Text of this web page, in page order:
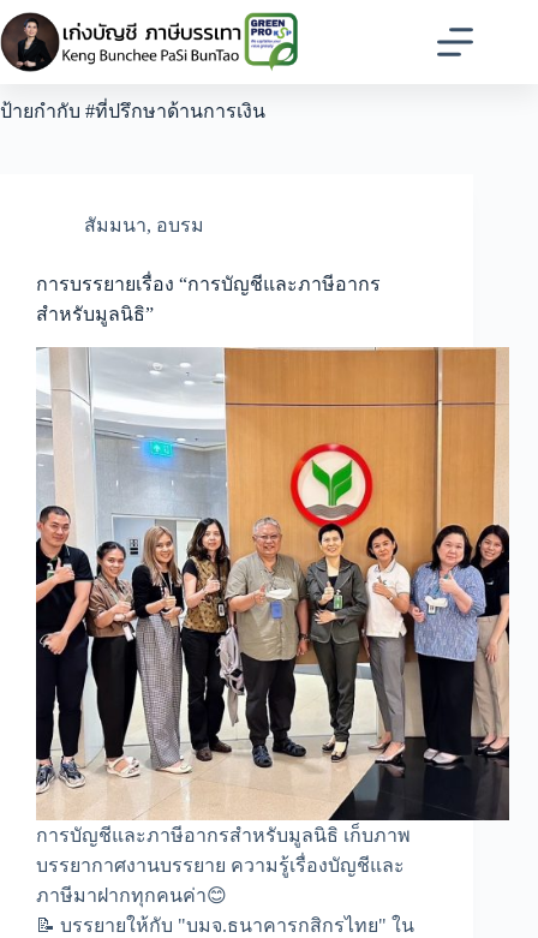
Skip
to
content
ป้ายกำกับ #ที่ปรึกษาด้านการเงิน
สัมมนา, อบรม
การบรรยายเรื่อง “การบัญชีและภาษีอากร
สำหรับมูลนิธิ”
การบัญชีและภาษีอากรสำหรับมูลนิธิ เก็บภาพ
บรรยากาศงานบรรยาย ความรู้เรื่องบัญชีและ
ภาษีมาฝากทุกคนค่า😊
📝 บรรยายให้กับ "บมจ.ธนาคารกสิกรไทย" ใน